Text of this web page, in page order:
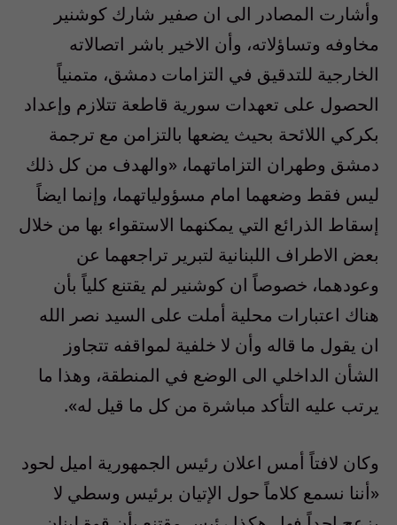
وأشارت المصادر الى ان صفير شارك كوشنير
مخاوفه وتساؤلاته، وأن الاخير باشر اتصالاته
الخارجية للتدقيق في التزامات دمشق، متمنياً
الحصول على تعهدات سورية قاطعة تتلازم وإعداد
بكركي اللائحة بحيث يضعها بالتزامن مع ترجمة
دمشق وطهران التزاماتهما، «والهدف من كل ذلك
ليس فقط وضعهما امام مسؤولياتهما، وإنما ايضاً
إسقاط الذرائع التي يمكنهما الاستقواء بها من خلال
بعض الاطراف اللبنانية لتبرير تراجعهما عن
وعودهما، خصوصاً ان كوشنير لم يقتنع كلياً بأن
هناك اعتبارات محلية أملت على السيد نصر الله
ان يقول ما قاله وأن لا خلفية لمواقفه تتجاوز
الشأن الداخلي الى الوضع في المنطقة، وهذا ما
يرتب عليه التأكد مباشرة من كل ما قيل له».
وكان لافتاً أمس اعلان رئيس الجمهورية اميل لحود
«أننا نسمع كلاماً حول الإتيان برئيس وسطي لا